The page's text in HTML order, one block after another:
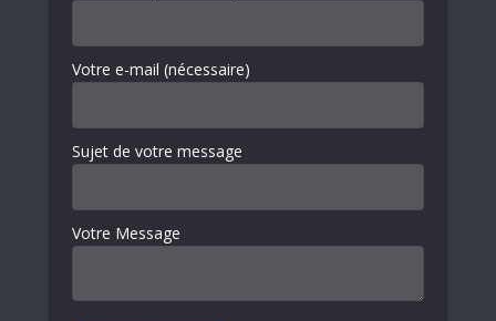
Votre e-mail (nécessaire)
Sujet de votre message
Votre Message